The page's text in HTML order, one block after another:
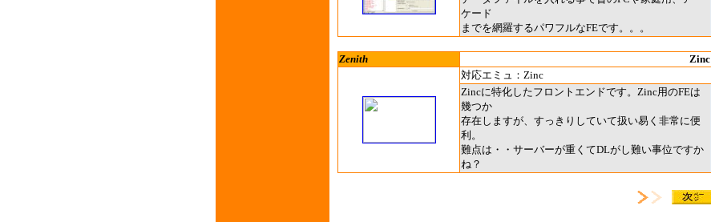
ケード
までを網羅するパワフルなFEです。。。
Zenith
Zinc
対応エミュ：Zinc
Zincに特化したフロントエンドです。Zinc用のFEは
幾つか
存在しますが、すっきりしていて扱い易く非常に便
利。
難点は・・サーバーが重くてDLがし難い事位ですか
ね？